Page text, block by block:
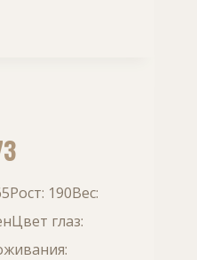
190Вес:
глаз: